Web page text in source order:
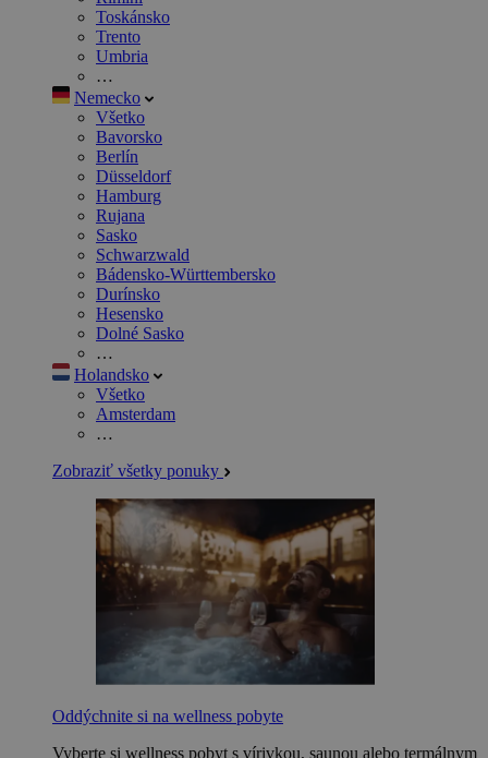
Toskánsko
Trento
Umbria
…
Nemecko
Všetko
Bavorsko
Berlín
Düsseldorf
Hamburg
Rujana
Sasko
Schwarzwald
Bádensko-Württembersko
Durínsko
Hesensko
Dolné Sasko
…
Holandsko
Všetko
Amsterdam
…
Zobraziť všetky ponuky
Oddýchnite si na wellness pobyte
Vyberte si wellness pobyt s vírivkou, saunou alebo termálnym